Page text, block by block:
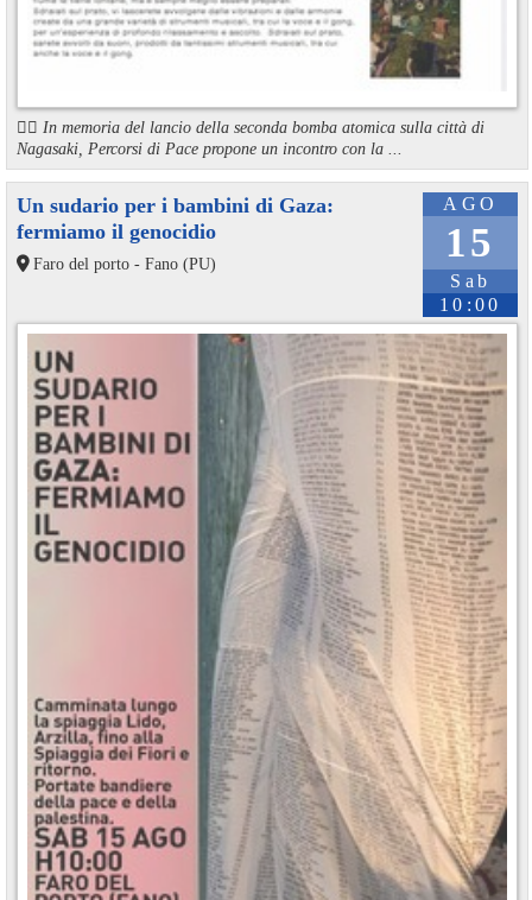
🏳️‍🌈 In memoria del lancio della seconda bomba atomica sulla città di
Nagasaki, Percorsi di Pace propone un incontro con la ...
AGO
15
Sab
10:00
Un sudario per i bambini di Gaza:
fermiamo il genocidio
Faro del porto - Fano (PU)